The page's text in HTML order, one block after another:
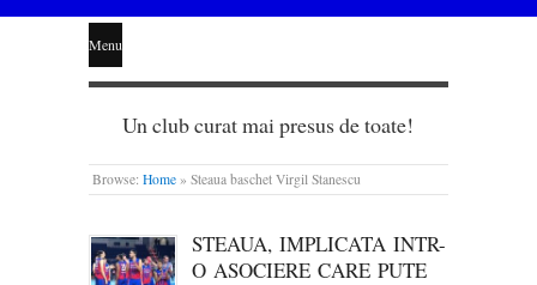
STEAUA
LIBERĂ
Menu
Un club curat mai presus de toate!
Browse: Home » Steaua baschet Virgil Stanescu
STEAUA, IMPLICATA INTR-
O ASOCIERE CARE PUTE